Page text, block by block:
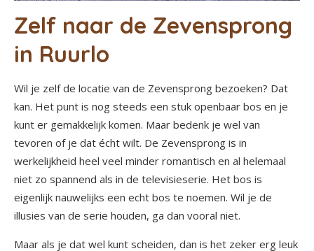
Zelf naar de Zevensprong
in Ruurlo
Wil je zelf de locatie van de Zevensprong bezoeken? Dat
kan. Het punt is nog steeds een stuk openbaar bos en je
kunt er gemakkelijk komen. Maar bedenk je wel van
tevoren of je dat écht wilt. De Zevensprong is in
werkelijkheid heel veel minder romantisch en al helemaal
niet zo spannend als in de televisieserie. Het bos is
eigenlijk nauwelijks een echt bos te noemen. Wil je de
illusies van de serie houden, ga dan vooral niet.
Maar als je dat wel kunt scheiden, dan is het zeker erg leuk